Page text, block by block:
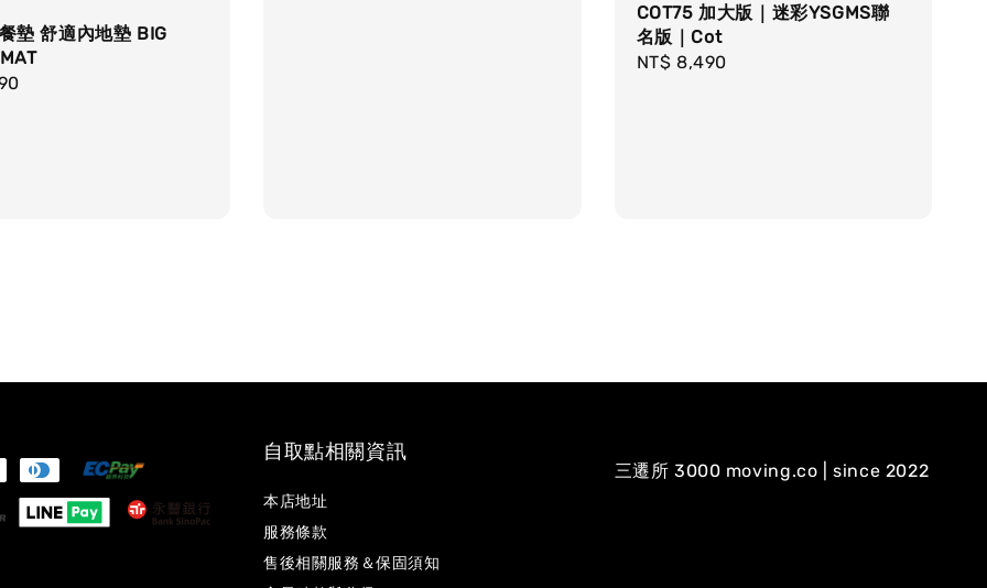
墊 舒適內地墊 BIG
COT75 加大版｜迷彩YSGMS聯
名版｜Cot
Regular
NT$ 8,490
自取點相關資訊
本店地址
服務條款
售後相關服務＆保固須知
三遷所 3000 moving.co | since 2022